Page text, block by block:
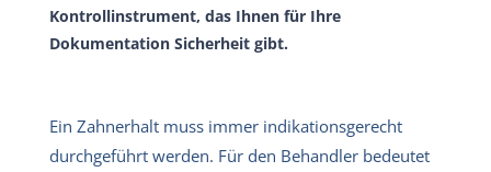
Kontrollinstrument, das Ihnen für Ihre
Dokumentation Sicherheit gibt.
Ein Zahnerhalt muss immer indikationsgerecht
durchgeführt werden. Für den Behandler bedeutet